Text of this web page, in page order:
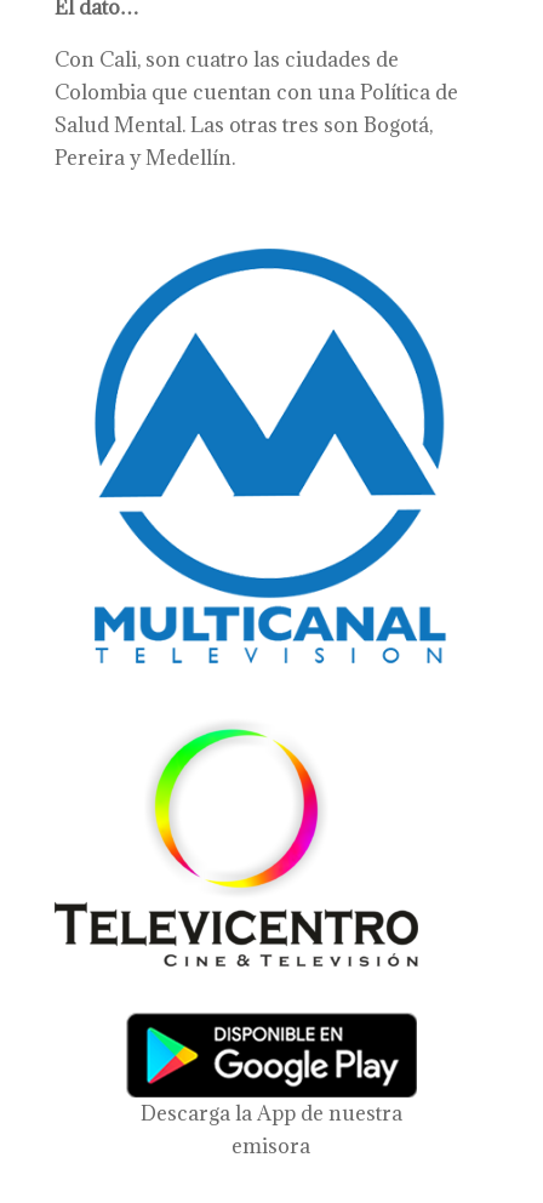
El dato…
Con Cali, son cuatro las ciudades de
Colombia que cuentan con una Política de
Salud Mental. Las otras tres son Bogotá,
Pereira y Medellín.
Descarga la App de nuestra
emisora